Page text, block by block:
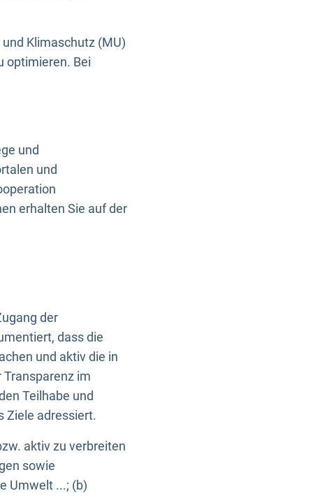
Klimaschutz (MU)
optimieren. Bei
und
und
erhalten Sie auf der
der
dass die
und aktiv die in
im
Teilhabe und
Ziele adressiert.
aktiv zu verbreiten
sowie
Umwelt ...; (b)